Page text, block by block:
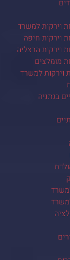
וירקות למשרד
וירקות חיפה
וירקות הרצליה
מומלצים
וירקות למשרד
בנתניה